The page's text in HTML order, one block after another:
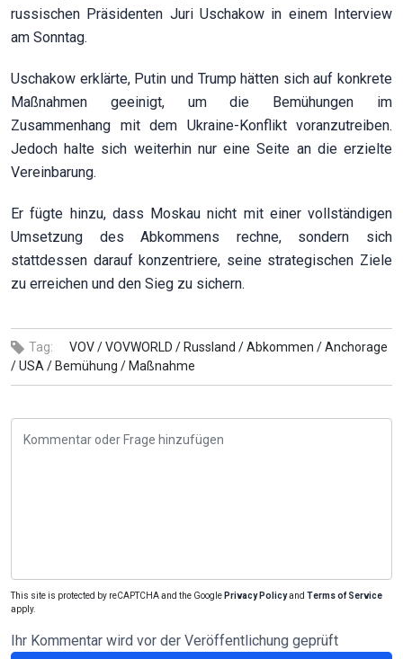
russischen Präsidenten Juri Uschakow in einem Interview
am Sonntag.
Uschakow erklärte, Putin und Trump hätten sich auf konkrete
Maßnahmen geeinigt, um die Bemühungen im
Zusammenhang mit dem Ukraine-Konflikt voranzutreiben.
Jedoch halte sich weiterhin nur eine Seite an die erzielte
Vereinbarung.
Er fügte hinzu, dass Moskau nicht mit einer vollständigen
Umsetzung des Abkommens rechne, sondern sich
stattdessen darauf konzentriere, seine strategischen Ziele
zu erreichen und den Sieg zu sichern.
Tag: VOV /VOVWORLD / Russland /Abkommen /Anchorage
/USA / Bemühung / Maßnahme
This site is protected by reCAPTCHA and the Google Privacy Policyand Terms of Service
apply.
Ihr Kommentar wird vor der Veröffentlichung geprüft